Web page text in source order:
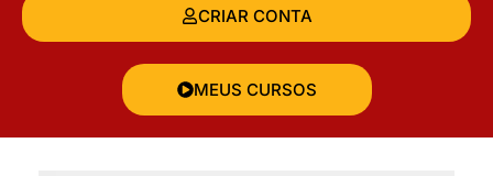
CRIAR CONTA
MEUS CURSOS